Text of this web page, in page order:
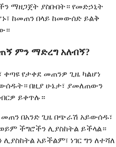
ማዘጋጀት ያስቡበት። የመድኃኒት
ከመጠን በላይ ከመውሰድ ይልቅ
ምን ማድረግ አለብኝ?
የታቀደ መጠንዎ ጊዜ ካልሆነ
በዚያ ሁኔታ፣ ያመለጠውን
ይቀጥሉ።
በአንድ ጊዜ በጭራሽ አይውሰዱ፣
ችግሮችን ሊያስከትል ይችላል።
አይችልም፣ ነገር ግን ለተሻለ